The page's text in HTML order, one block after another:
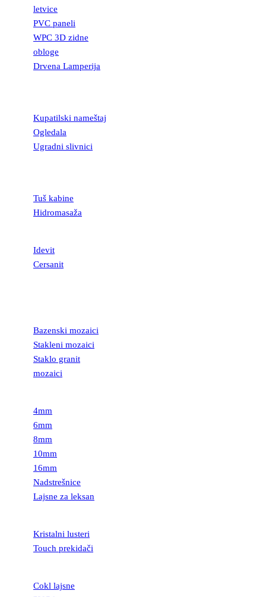
letvice
PVC paneli
WPC 3D zidne
obloge
Drvena Lamperija
Kupatilski nameštaj
Ogledala
Ugradni slivnici
Tuš kabine
Hidromasaža
Idevit
Cersanit
Bazenski mozaici
Stakleni mozaici
Staklo granit
mozaici
4mm
6mm
8mm
10mm
16mm
Nadstrešnice
Lajsne za leksan
Kristalni lusteri
Touch prekidači
Cokl lajsne